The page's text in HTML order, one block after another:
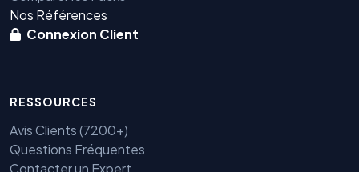
Nos Références
Connexion Client
RESSOURCES
Avis Clients (7200+)
Questions Fréquentes